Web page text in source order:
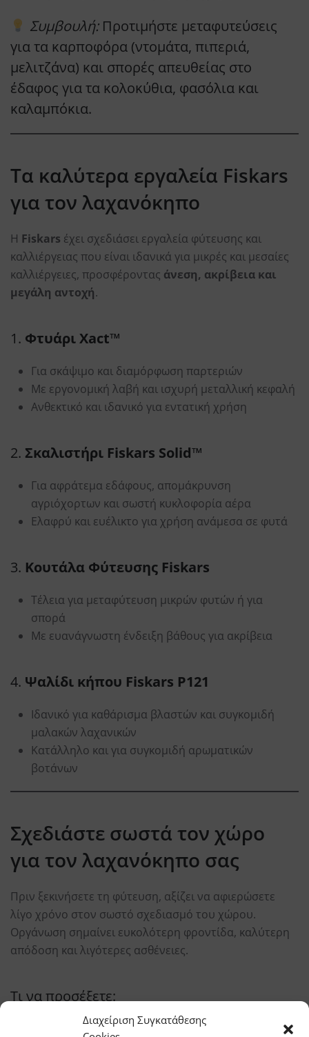
Διαχείριση Συγκατάθεσης
Συμβουλή:Προτιμήστε μεταφυτεύσεις
για τα καρποφόρα (ντομάτα, πιπεριά,
μελιτζάνα) και σπορές απευθείας στο
έδαφος για τα κολοκύθια, φασόλια και
καλαμπόκια.
Τα καλύτερα εργαλεία Fiskars
για τον λαχανόκηπο
Η Fiskars έχει σχεδιάσει εργαλεία φύτευσης και
καλλιέργειας που είναι ιδανικά για μικρές και μεσαίες
καλλιέργειες, προσφέροντας άνεση, ακρίβεια και
μεγάλη αντοχή.
1. Φτυάρι Xact™
Για σκάψιμο και διαμόρφωση παρτεριών
Με εργονομική λαβή και ισχυρή μεταλλική κεφαλή
Ανθεκτικό και ιδανικό για εντατική χρήση
2. Σκαλιστήρι Fiskars Solid™
Για αφράτεμα εδάφους, απομάκρυνση
αγριόχορτων και σωστή κυκλοφορία αέρα
Ελαφρύ και ευέλικτο για χρήση ανάμεσα σε φυτά
3. Κουτάλα Φύτευσης Fiskars
Τέλεια για μεταφύτευση μικρών φυτών ή για
σπορά
Με ευανάγνωστη ένδειξη βάθους για ακρίβεια
4. Ψαλίδι κήπου Fiskars P121
Ιδανικό για καθάρισμα βλαστών και συγκομιδή
μαλακών λαχανικών
Κατάλληλο και για συγκομιδή αρωματικών
βοτάνων
Σχεδιάστε σωστά τον χώρο
για τον λαχανόκηπο σας
Πριν ξεκινήσετε τη φύτευση, αξίζει να αφιερώσετε
λίγο χρόνο στον σωστό σχεδιασμό του χώρου.
Οργάνωση σημαίνει ευκολότερη φροντίδα, καλύτερη
απόδοση και λιγότερες ασθένειες.
Τι να προσέξετε:
: Επιλέξτε σημείο που δέχεται τουλάχιστον